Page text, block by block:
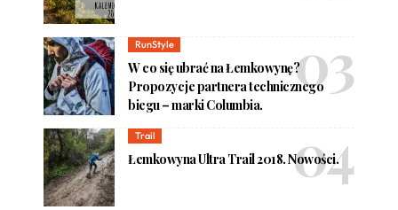
RunStyle
W co się ubrać na Łemkowynę?
Propozycje partnera technicznego
biegu – marki Columbia.
Trail
Łemkowyna Ultra Trail 2018. Nowości.